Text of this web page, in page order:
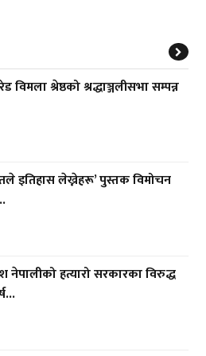
विमला श्रेष्ठको श्रद्धाञ्जलीसभा सम्पन्न
इतिहास लेख्नेहरू’ पुस्तक विमोचन
नेपालीको हत्यारो सरकारका विरुद्ध